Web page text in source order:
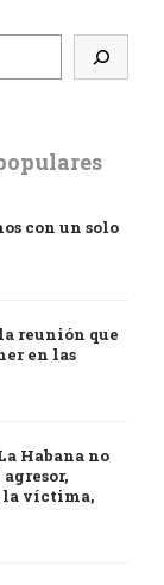
con un solo
reunión que
en las
Habana no
la víctima,